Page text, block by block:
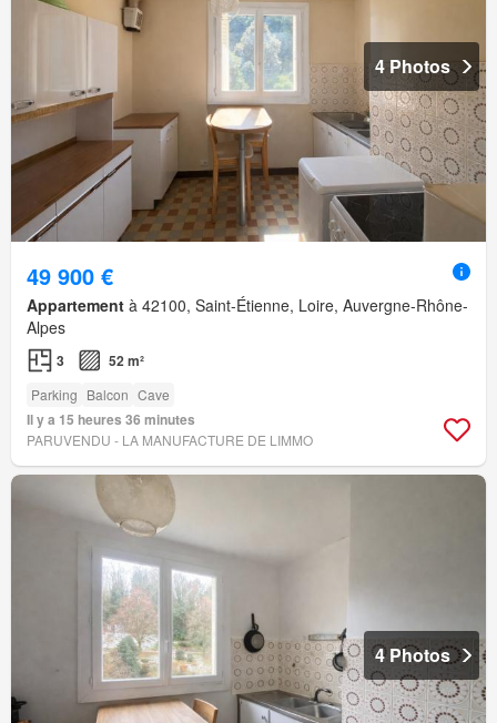
4 Photos
49 900 €
Appartement à 42100, Saint-Étienne, Loire, Auvergne-Rhône-
Alpes
3 52 m²
Parking Balcon Cave
Il y a 15 heures 36 minutes
PARUVENDU - LA MANUFACTURE DE LIMMO
4 Photos